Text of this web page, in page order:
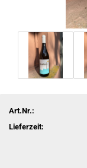
Art.Nr.:
Lieferzeit: